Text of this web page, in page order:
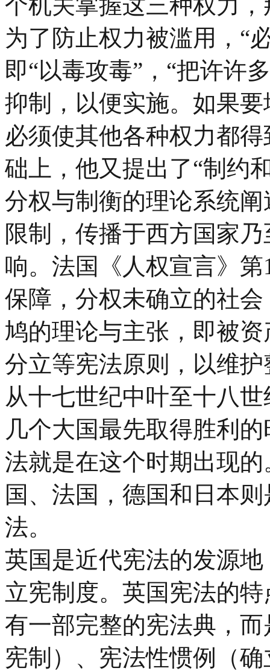
为了防止权力被滥用，“
即“以毒攻毒”，“把许许
抑制，以便实施。如果
必须使其他各种权力都
础上，他又提出了“制约
分权与制衡的理论系统
限制，传播于西方国家
响。法国《人权宣言》
保障，分权未确立的社
鸠的理论与主张，即被
分立等宪法原则，以维
从十七世纪中叶至十八
几个大国最先取得胜利
法就是在这个时期出现
国、法国，德国和日本
法。
英国是近代宪法的发源
立宪制度。英国宪法的
有一部完整的宪法典，
宪制）、宪法性惯例（